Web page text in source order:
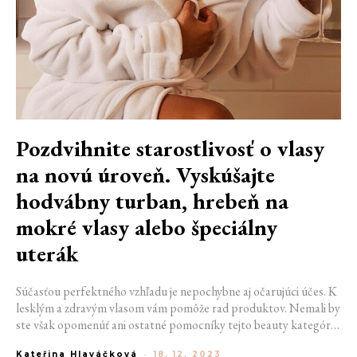
Pozdvihnite starostlivosť o vlasy
na novú úroveň. Vyskúšajte
hodvábny turban, hrebeň na
mokré vlasy alebo špeciálny
uterák
Súčasťou perfektného vzhľadu je nepochybne aj očarujúci účes. K
lesklým a zdravým vlasom vám pomôže rad produktov. Nemali by
ste však opomenúť ani ostatné pomocníky tejto beauty kategórie.
Kateřina Hlaváčková - 18. 12. 2023